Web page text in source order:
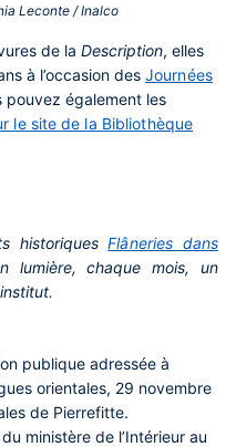
Leconte / Inalco‎
de la Description, elles
à l’occasion des Journées
pouvez également les
le site de la Bibliothèque
historiquesFlâneries dans
chaque mois, un
publique adressée à
orientales, 29 novembre
de Pierrefitte.
ministère de l’Intérieur au